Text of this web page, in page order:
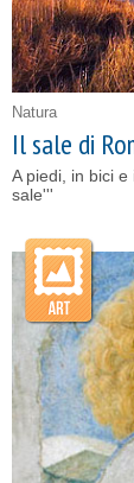
Natura
Il sale di
A piedi, in bici
sale'''